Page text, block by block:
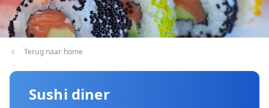
Terug naar home
Sushi diner